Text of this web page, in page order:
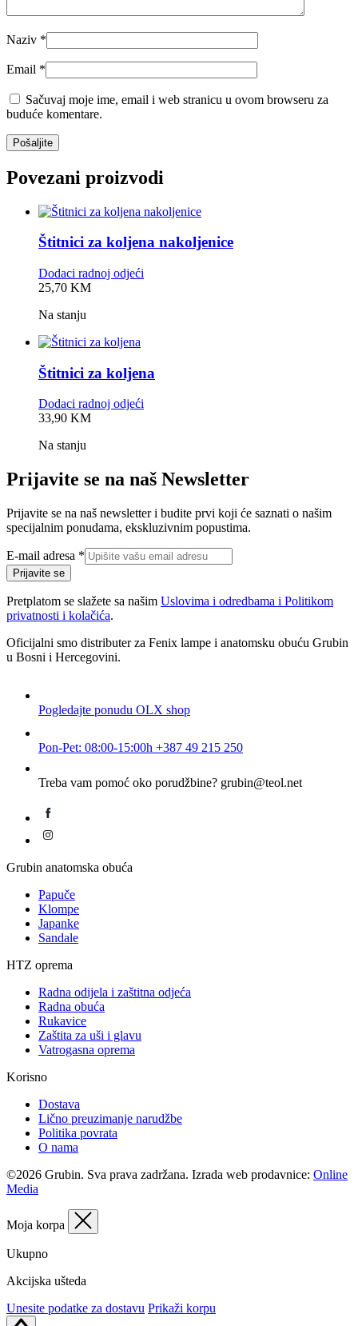
Naziv *
Email *
Sačuvaj moje ime, email i web stranicu u ovom browseru za
buduće komentare.
Povezani proizvodi
Štitnici za koljena nakoljenice
Dodaci radnoj odjeći
0,0
25,70 KM
Na stanju
Štitnici za koljena
Dodaci radnoj odjeći
0,0
33,90 KM
Na stanju
Prijavite se na naš Newsletter
Prijavite se na naš newsletter i budite prvi koji će saznati o našim
specijalnim ponudama, ekskluzivnim popustima.
E-
mail
adresa
E-mail adresa *
Prijavite se
Pretplatom se slažete sa našim Uslovima i odredbama i Politikom
privatnosti i kolačića.
Oficijalni smo distributer za Fenix lampe i anatomsku obuću Grubin
u Bosni i Hercegovini.
Pogledajte ponudu OLX shop
Pon-Pet: 08:00-15:00h +387 49 215 250
Treba vam pomoć oko porudžbine? grubin@teol.net
Grubin anatomska obuća
Papuče
Klompe
Japanke
Sandale
HTZ oprema
Radna odijela i zaštitna odjeća
Radna obuća
Rukavice
Zaštita za uši i glavu
Vatrogasna oprema
Korisno
Dostava
Lično preuzimanje narudžbe
Politika povrata
O nama
©2026 Grubin. Sva prava zadržana. Izrada web prodavnice: Online
Media
Moja korpa
Ukupno
Akcijska ušteda
Unesite podatke za dostavu Prikaži korpu